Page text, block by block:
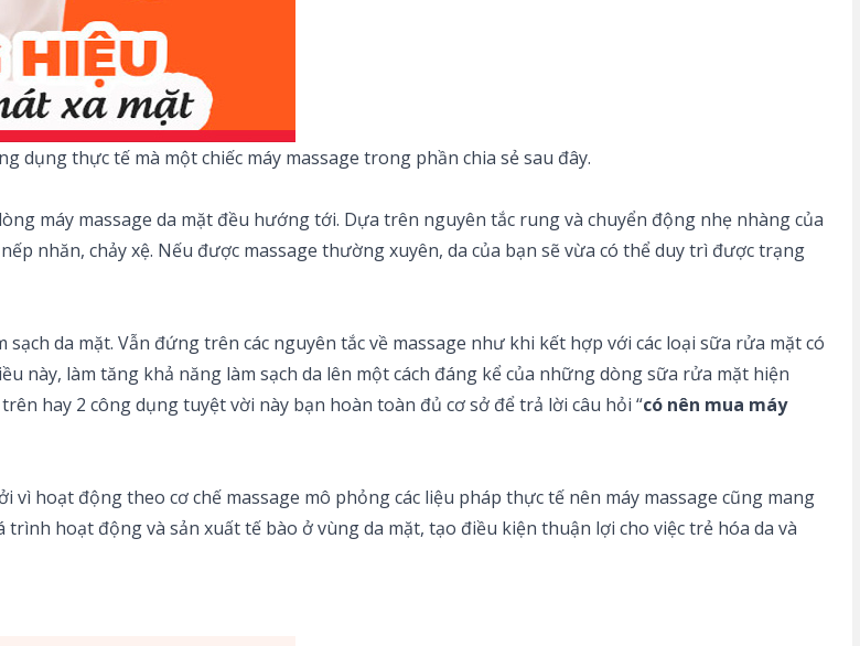
dụng thực tế mà một chiếc máy massage trong phần chia sẻ sau đây.
máy massage da mặt đều hướng tới. Dựa trên nguyên tắc rung và chuyển động nhẹ nhàng của
nhăn, chảy xệ. Nếu được massage thường xuyên, da của bạn sẽ vừa có thể duy trì được trạng
da mặt. Vẫn đứng trên các nguyên tắc về massage như khi kết hợp với các loại sữa rửa mặt có
này, làm tăng khả năng làm sạch da lên một cách đáng kể của những dòng sữa rửa mặt hiện
hay 2 công dụng tuyệt vời này bạn hoàn toàn đủ cơ sở để trả lời câu hỏi “có nên mua máy
hoạt động theo cơ chế massage mô phỏng các liệu pháp thực tế nên máy massage cũng mang
hoạt động và sản xuất tế bào ở vùng da mặt, tạo điều kiện thuận lợi cho việc trẻ hóa da và